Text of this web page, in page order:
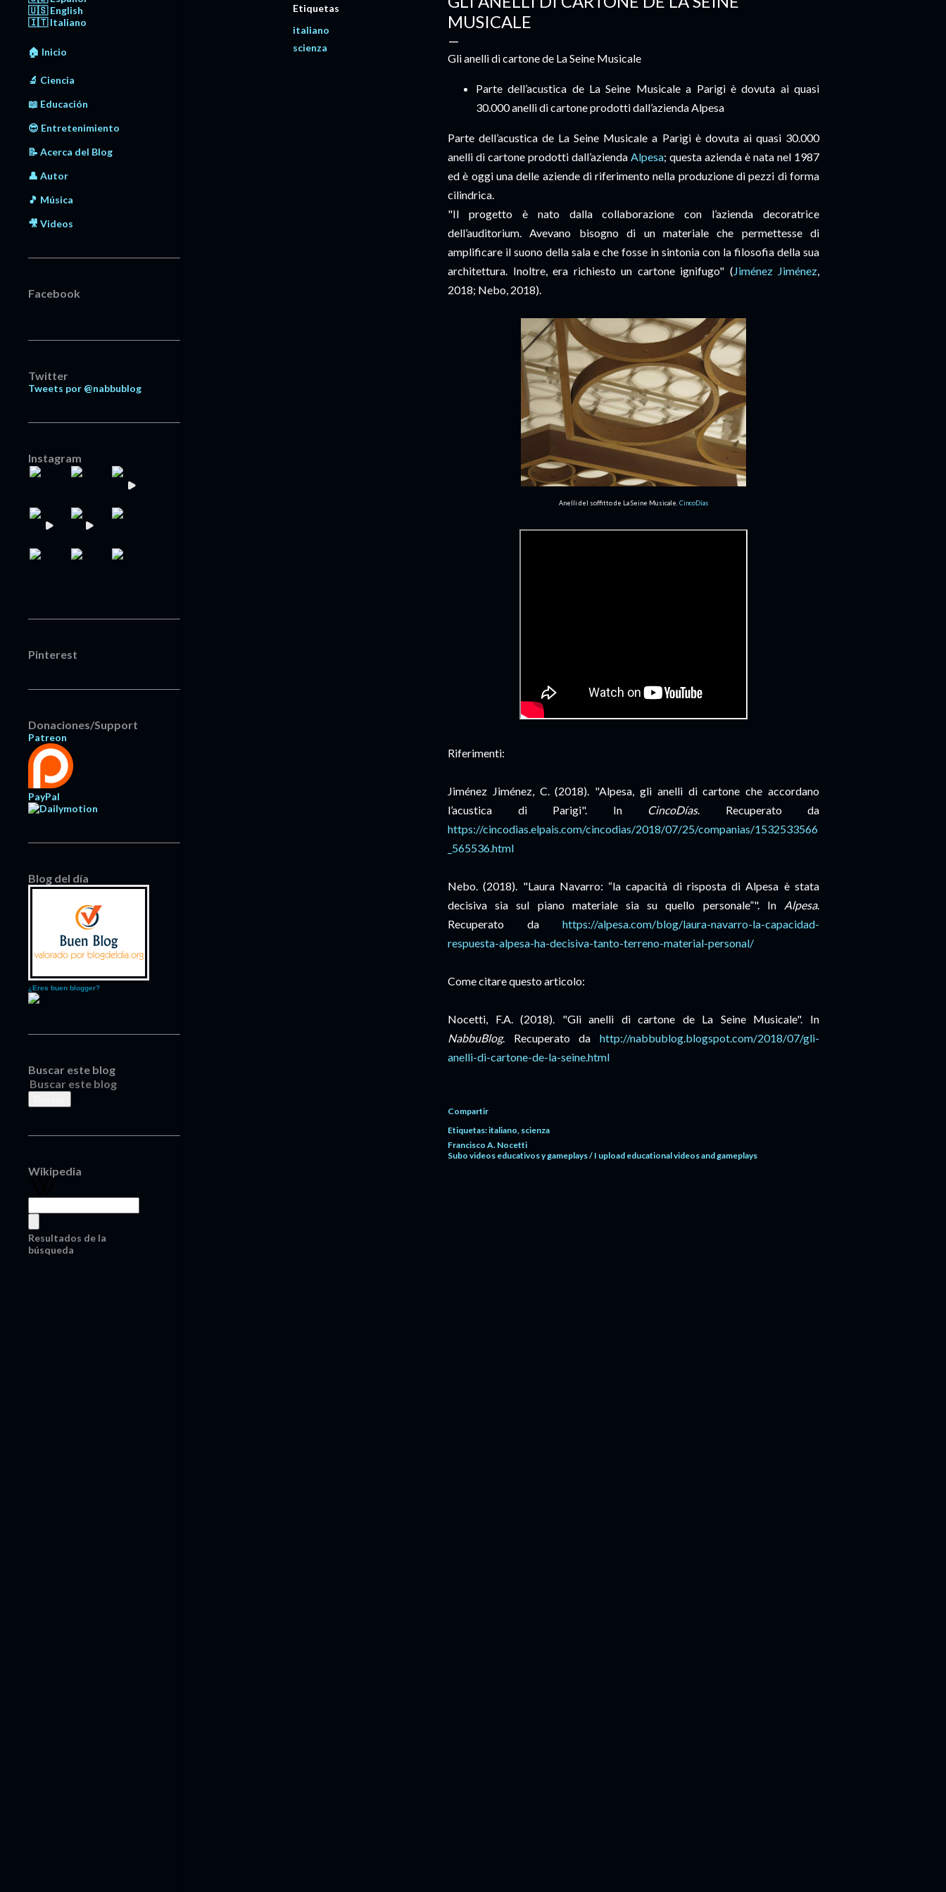
Etiquetas
italiano
scienza
MUSICALE
Gli anelli di cartone de La Seine Musicale
Parte dell’acustica de La Seine Musicale a Parigi è dovuta ai quasi
30.000 anelli di cartone prodotti dall’azienda Alpesa
Parte dell’acustica de La Seine Musicale a Parigi è dovuta ai quasi 30.000
anelli di cartone prodotti dall’azienda Alpesa; questa azienda è nata nel 1987
ed è oggi una delle aziende di riferimento nella produzione di pezzi di forma
cilindrica.
"Il progetto è nato dalla collaborazione con l’azienda decoratrice
dell’auditorium. Avevano bisogno di un materiale che permettesse di
amplificare il suono della sala e che fosse in sintonia con la filosofia della sua
architettura. Inoltre, era richiesto un cartone ignifugo" ( Jiménez Jiménez
2018; Nebo, 2018).
Anelli del soffitto de La Seine Musicale.CincoDías
Riferimenti:
Jiménez Jiménez, C. (2018). "Alpesa, gli anelli di cartone che accordano
l’acustica di Parigi". In
CincoDías. Recuperato da
https://cincodias.elpais.com/cincodias/2018/07/25/companias/1532533566
_565536.html
Nebo. (2018). "Laura Navarro: “la capacità di risposta di Alpesa è stata
decisiva sia sul piano materiale sia su quello personale”". In Alpesa.
Recuperato da https://alpesa.com/blog/laura-navarro-la-capacidad-
respuesta-alpesa-ha-decisiva-tanto-terreno-material-personal/
Come citare questo articolo:
Nocetti, F.A. (2018). "Gli anelli di cartone de La Seine Musicale". In
NabbuBlog. Recuperato da http://nabbublog.blogspot.com/2018/07/gli-
anelli-di-cartone-de-la-seine.html
Compartir
Etiquetas:italiano scienza
Francisco A. Nocetti
Subo videos educativos y gameplays / I upload educational videos and gameplays
🇺🇸 English
🇮🇹 Italiano
🏠 Inicio
🔬 Ciencia
📖 Educación
😎 Entretenimiento
📝 Acerca del Blog
👤 Autor
🎵 Música
🎥 Videos
Facebook
Twitter
Tweets por @nabbublog
Instagram
Pinterest
Donaciones/Support
Patreon
PayPal
Blog del día
¿Eres buen blogger?
Buscar este blog
Wikipedia
Resultados de la
búsqueda